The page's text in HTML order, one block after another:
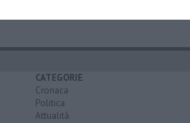
CATEGORIE
Cronaca
Politica
Attualità